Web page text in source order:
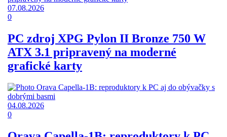
07.08.2026
0
PC zdroj XPG Pylon II Bronze 750 W
ATX 3.1 pripravený na moderné
grafické karty
04.08.2026
0